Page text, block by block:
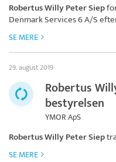
Robertus Willy Peter Siep
Denmark Services 6 A/S
SE MERE
29. august 2019
Robertus
bestyrelsen
YMOR ApS
Robertus Willy Peter Siep
SE MERE